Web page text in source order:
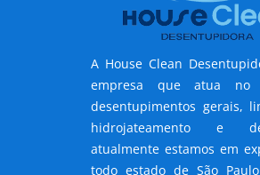
A House Clean
empresa que atua no
desentupimentos gerais,
hidrojateamento e
atualmente estamos em
todo estado de São